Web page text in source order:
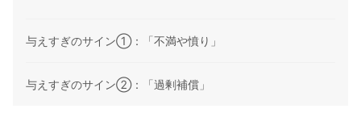
与えすぎのサイン①：「不満や憤り」
与えすぎのサイン②：「過剰補償」